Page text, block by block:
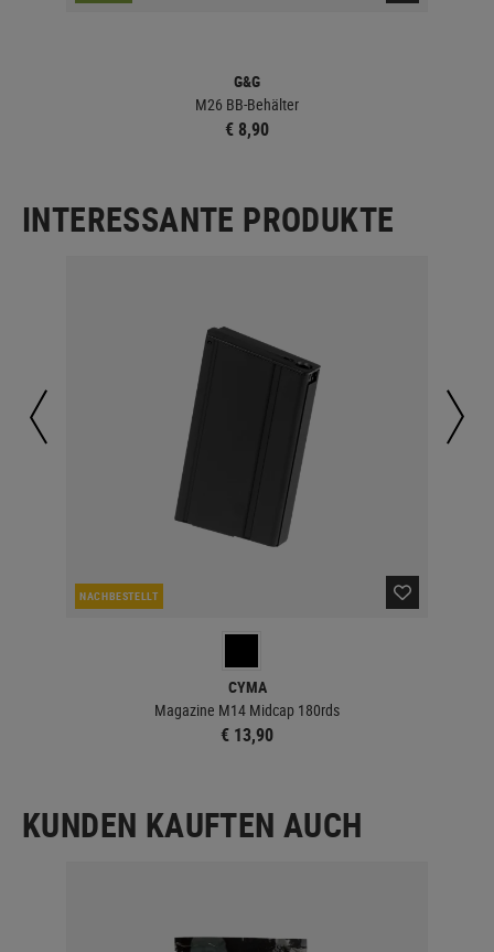
G&G
M26 BB-Behälter
€ 8,90
INTERESSANTE PRODUKTE
NACHBESTELLT
CYMA
Magazine M14 Midcap 180rds
€ 13,90
KUNDEN KAUFTEN AUCH